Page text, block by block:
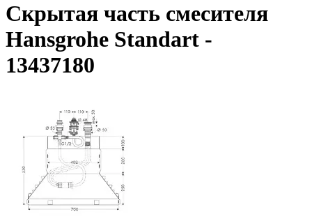
Скрытая часть смесителя
Hansgrohe Standart -
13437180